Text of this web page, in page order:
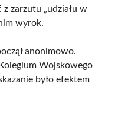
z zarzutu „udziału w
wyrok.
anonimowo.
Wojskowego
było efektem